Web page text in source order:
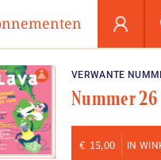
VERWANTE
Nummer 26
€ 15,00 IN